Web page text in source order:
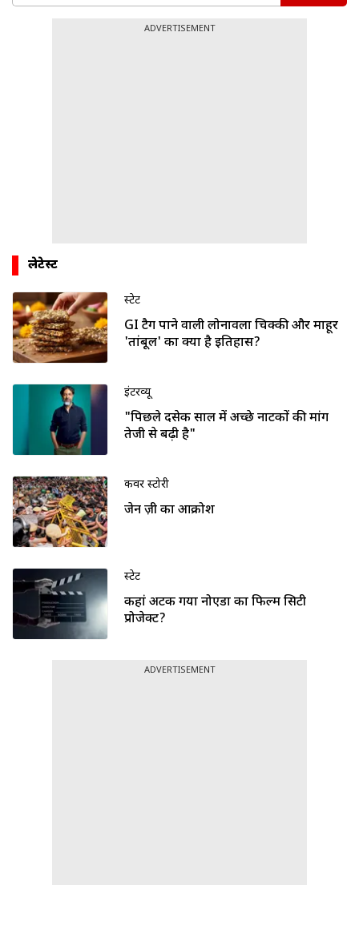
ADVERTISEMENT
लेटेस्ट
स्टेट
GI टैग पाने वाली लोनावला चिक्की और माहूर
'तांबूल' का क्या है इतिहास?
इंटरव्यू
"पिछले दसेक साल में अच्छे नाटकों की मांग
तेजी से बढ़ी है"
कवर स्टोरी
जेन ज़ी का आक्रोश
स्टेट
कहां अटक गया नोएडा का फिल्म सिटी
प्रोजेक्ट?
ADVERTISEMENT